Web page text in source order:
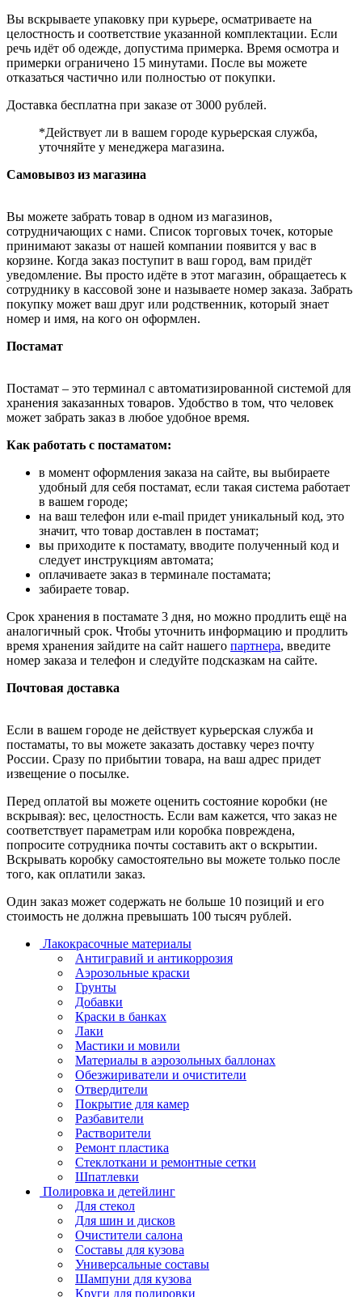
Вы вскрываете упаковку при курьере, осматриваете на
целостность и соответствие указанной комплектации. Если
речь идёт об одежде, допустима примерка. Время осмотра и
примерки ограничено 15 минутами. После вы можете
отказаться частично или полностью от покупки.
Доставка бесплатна при заказе от 3000 рублей.
*Действует ли в вашем городе курьерская служба,
уточняйте у менеджера магазина.
Самовывоз из магазина
Вы можете забрать товар в одном из магазинов,
сотрудничающих с нами. Список торговых точек, которые
принимают заказы от нашей компании появится у вас в
корзине. Когда заказ поступит в ваш город, вам придёт
уведомление. Вы просто идёте в этот магазин, обращаетесь к
сотруднику в кассовой зоне и называете номер заказа. Забрать
покупку может ваш друг или родственник, который знает
номер и имя, на кого он оформлен.
Постамат
Постамат – это терминал с автоматизированной системой для
хранения заказанных товаров. Удобство в том, что человек
может забрать заказ в любое удобное время.
Как работать с постаматом:
в момент оформления заказа на сайте, вы выбираете
удобный для себя постамат, если такая система работает
в вашем городе;
на ваш телефон или e-mail придет уникальный код, это
значит, что товар доставлен в постамат;
вы приходите к постамату, вводите полученный код и
следует инструкциям автомата;
оплачиваете заказ в терминале постамата;
забираете товар.
Срок хранения в постамате 3 дня, но можно продлить ещё на
аналогичный срок. Чтобы уточнить информацию и продлить
время хранения зайдите на сайт нашего партнера, введите
номер заказа и телефон и следуйте подсказкам на сайте.
Почтовая доставка
Если в вашем городе не действует курьерская служба и
постаматы, то вы можете заказать доставку через почту
России. Сразу по прибытии товара, на ваш адрес придет
извещение о посылке.
Перед оплатой вы можете оценить состояние коробки (не
вскрывая): вес, целостность. Если вам кажется, что заказ не
соответствует параметрам или коробка повреждена,
попросите сотрудника почты составить акт о вскрытии.
Вскрывать коробку самостоятельно вы можете только после
того, как оплатили заказ.
Один заказ может содержать не больше 10 позиций и его
стоимость не должна превышать 100 тысяч рублей.
Лакокрасочные материалы
Антигравий и антикоррозия
Аэрозольные краски
Грунты
Добавки
Краски в банках
Лаки
Мастики и мовили
Материалы в аэрозольных баллонах
Обезжириватели и очистители
Отвердители
Покрытие для камер
Разбавители
Растворители
Ремонт пластика
Стеклоткани и ремонтные сетки
Шпатлевки
Полировка и детейлинг
Для стекол
Для шин и дисков
Очистители салона
Составы для кузова
Универсальные составы
Шампуни для кузова
Круги для полировки